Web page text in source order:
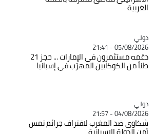
الغربية
Catégorie
دولي
05/08/2026 - 21:41
دعّمه مستثمرون في الإمارات ... حجز 21
طناً من الكوكايين المهرّب في إسبانيا
Catégorie
دولي
04/08/2026 - 21:57
شكاوى ضد المغرب لاقتراف جرائم تمس